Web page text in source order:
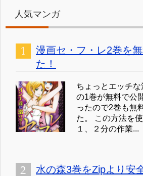
人気マンガ
漫画セ・フ・レ2巻を
た！
ちょっとエッチ
の1巻が無料で公
ったので2巻も無
た。 この方法を
１、２分の作業...
水の森3巻をZipより安